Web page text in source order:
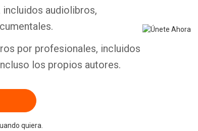
audiolibros,
por profesionales, incluidos
los propios autores.
quiera.